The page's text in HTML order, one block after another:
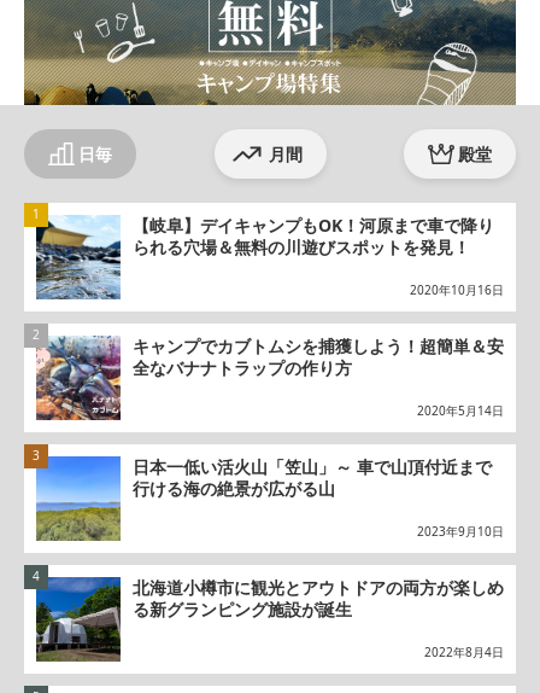
日毎 月間 殿堂
【岐阜】デイキャンプもOK！河原まで車で降り
られる穴場＆無料の川遊びスポットを発見！
2020年10月16日
キャンプでカブトムシを捕獲しよう！超簡単＆安
全なバナナトラップの作り方
2020年5月14日
日本一低い活火山「笠山」～ 車で山頂付近まで
行ける海の絶景が広がる山
2023年9月10日
北海道小樽市に観光とアウトドアの両方が楽しめ
る新グランピング施設が誕生
2022年8月4日